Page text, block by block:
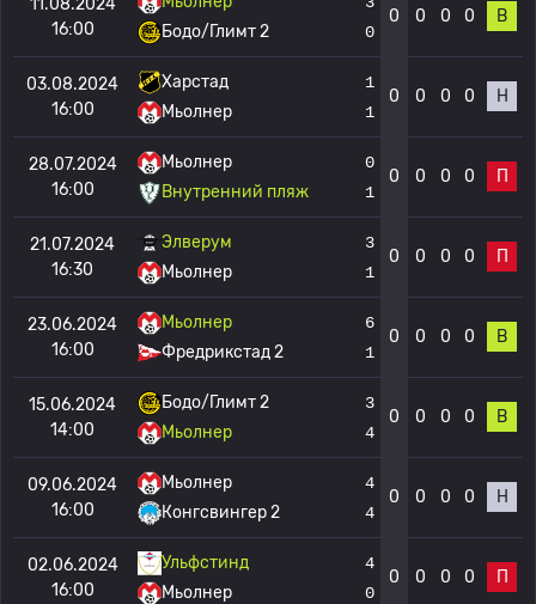
11.08.2024
16:00
Бодо/Глимт 2
0
0 0 0 0 В
03.08.2024
16:00
Харстад
Мьолнер
1
1
0 0 0 0 Н
28.07.2024
16:00
Мьолнер
Внутренний пляж
0
1
0 0 0 0 П
21.07.2024
16:30
Элверум
Мьолнер
3
1
0 0 0 0 П
23.06.2024
16:00
Мьолнер
Фредрикстад 2
6
1
0 0 0 0 В
15.06.2024
14:00
Бодо/Глимт 2
Мьолнер
3
4
0 0 0 0 В
09.06.2024
16:00
Мьолнер
Конгсвингер 2
4
4
0 0 0 0 Н
02.06.2024
16:00
Ульфстинд
Мьолнер
4
0
0 0 0 0 П